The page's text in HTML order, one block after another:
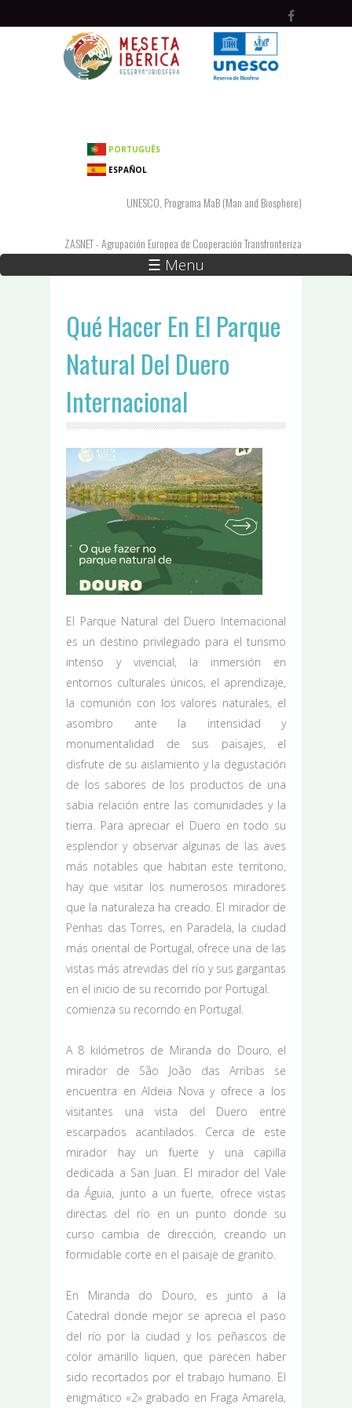
PORTUGUÊS
ESPAÑOL
UNESCO, Programa MaB (Man and Biosphere)
ZASNET - Agrupación Europea de Cooperación Transfronteriza
☰ Menu
Qué Hacer En El Parque
Natural Del Duero
Internacional
El Parque Natural del Duero Internacional
es un destino privilegiado para el turismo
intenso y vivencial, la inmersión en
entornos culturales únicos, el aprendizaje,
la comunión con los valores naturales, el
asombro ante la intensidad y
monumentalidad de sus paisajes, el
disfrute de su aislamiento y la degustación
de los sabores de los productos de una
sabia relación entre las comunidades y la
tierra. Para apreciar el Duero en todo su
esplendor y observar algunas de las aves
más notables que habitan este territorio,
hay que visitar los numerosos miradores
que la naturaleza ha creado. El mirador de
Penhas das Torres, en Paradela, la ciudad
más oriental de Portugal, ofrece una de las
vistas más atrevidas del río y sus gargantas
en el inicio de su recorrido por Portugal.
comienza su recorrido en Portugal.
A 8 kilómetros de Miranda do Douro, el
mirador de São João das Arribas se
encuentra en Aldeia Nova y ofrece a los
visitantes una vista del Duero entre
escarpados acantilados. Cerca de este
mirador hay un fuerte y una capilla
dedicada a San Juan. El mirador del Vale
da Águia, junto a un fuerte, ofrece vistas
directas del río en un punto donde su
curso cambia de dirección, creando un
formidable corte en el paisaje de granito.
En Miranda do Douro, es junto a la
Catedral donde mejor se aprecia el paso
del río por la ciudad y los peñascos de
color amarillo liquen, que parecen haber
sido recortados por el trabajo humano. El
enigmático «2» grabado en Fraga Amarela,